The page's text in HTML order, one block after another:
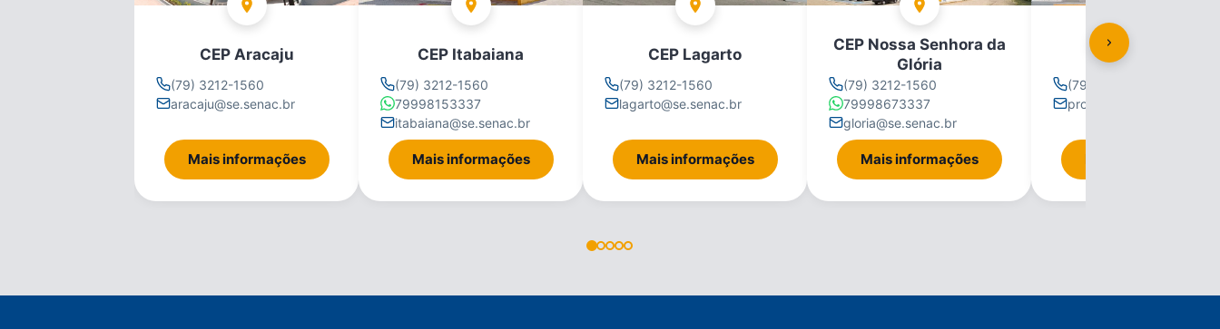
CEP Aracaju
(79) 3212-1560
aracaju@se.senac.br
Mais informações
CEP Itabaiana
(79) 3212-1560
79998153337
itabaiana@se.senac.br
Mais informações
CEP Lagarto
(79) 3212-1560
lagarto@se.senac.br
Mais informações
CEP Nossa Senhora da
Glória
(79) 3212-1560
79998673337
gloria@se.senac.br
Mais informações
CEP Propriá
(79) 3212-1560
propria@se.senac.br